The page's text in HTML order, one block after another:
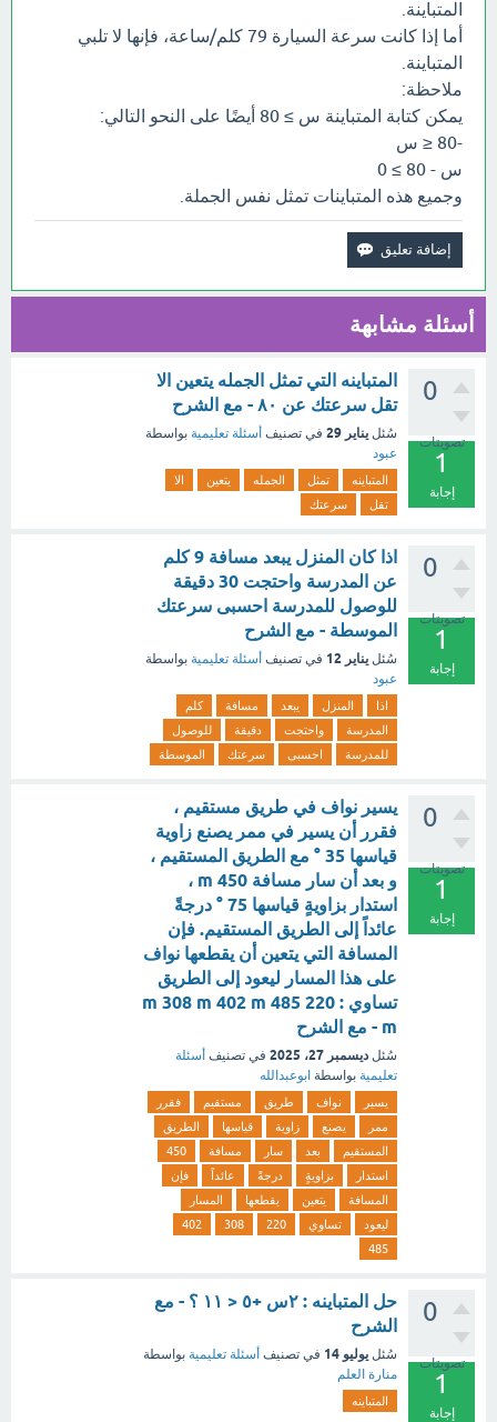
المتباينة.
أما إذا كانت سرعة السيارة 79 كلم/ساعة، فإنها لا تلبي
المتباينة.
ملاحظة:
يمكن كتابة المتباينة س ≥ 80 أيضًا على النحو التالي:
-80 ≤ س
س - 80 ≥ 0
وجميع هذه المتباينات تمثل نفس الجملة.
أسئلة مشابهة
0
تصويتات
1
إجابة
المتباينه التي تمثل الجمله يتعين الا
تقل سرعتك عن ٨٠ - مع الشرح
سُئل يناير 29 في تصنيف أسئلة تعليمية بواسطة
عبود
المتباينه تمثل الجمله يتعين
الا
تقل
سرعتك
0
تصويتات
1
إجابة
اذا كان المنزل يبعد مسافة 9 كلم
عن المدرسة واحتجت 30 دقيقة
للوصول للمدرسة احسبى سرعتك
الموسطة - مع الشرح
سُئل يناير 12 في تصنيف أسئلة تعليمية بواسطة
عبود
اذا المنزل يبعد مسافة
كلم
المدرسة
واحتجت دقيقة
للوصول
للمدرسة
احسبى سرعتك الموسطة
0
تصويتات
1
إجابة
يسير نواف في طريق مستقيم ،
فقرر أن يسير في ممر يصنع زاوية
قياسها 35 ° مع الطريق المستقيم ،
و بعد أن سار مسافة 450 m ،
استدار بزاويةٍ قياسها 75 ° درجةً
عائداً إلى الطريق المستقيم. فإن
المسافة التي يتعين أن يقطعها نواف
على هذا المسار ليعود إلى الطريق
تساوي : 220 m 308 m 402 m 485
m - مع الشرح
سُئل ديسمبر 27، 2025 في تصنيف أسئلة
تعليمية بواسطة ابوعبدالله
يسير نواف طريق مستقيم
فقرر
ممر
يصنع زاوية قياسها
الطريق
المستقيم
بعد سار مسافة
450
استدار
بزاويةٍ درجةً عائداً
فإن
المسافة
يتعين يقطعها
المسار
ليعود
تساوي 220
308
402
485
0
تصويتات
1
إجابة
حل المتباينه : ٢س +٥ < ١١ ؟ - مع
الشرح
سُئل يوليو 14 في تصنيف أسئلة تعليمية بواسطة
منارة العلم
المتباينه